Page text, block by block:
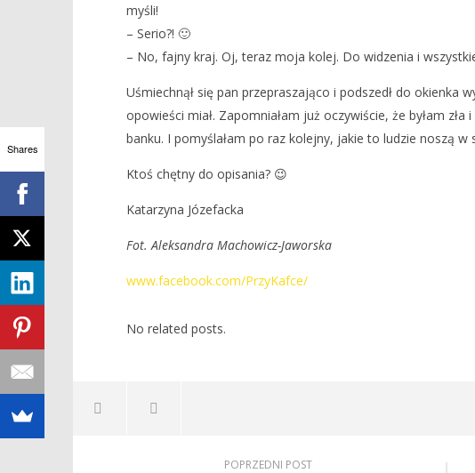
myśli!
– Serio?! 🙂
– No, fajny kraj. Oj, teraz moja kolej. Do widzenia i
Uśmiechnął się pan przepraszająco i podszedł do okienka
opowieści miał. Zapomniałam już oczywiście, że byłam
banku. I pomyślałam po raz kolejny, jakie to ludzie noszą w
Ktoś chętny do opisania? 😉
Katarzyna Józefacka
Fot. Aleksandra Machowicz-Jaworska
www.facebook.com/PrzyKafce/
No related posts.
POPRZEDNI POST
Shares